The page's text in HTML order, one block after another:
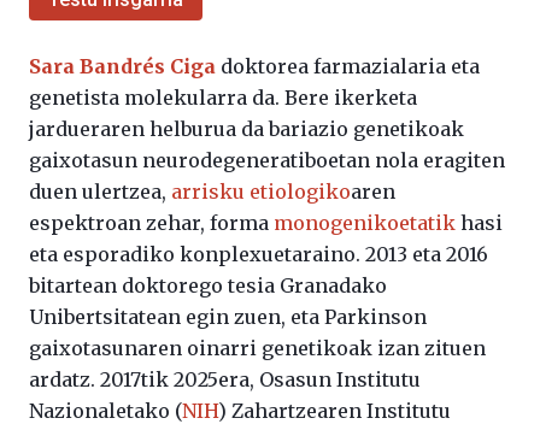
Sara Bandrés Ciga doktorea farmazialaria eta
genetista molekularra da. Bere ikerketa
jardueraren helburua da bariazio genetikoak
gaixotasun neurodegeneratiboetan nola eragiten
duen ulertzea, arrisku etiologikoaren
espektroan zehar, forma monogenikoetatik hasi
eta esporadiko konplexuetaraino. 2013 eta 2016
bitartean doktorego tesia Granadako
Unibertsitatean egin zuen, eta Parkinson
gaixotasunaren oinarri genetikoak izan zituen
ardatz. 2017tik 2025era, Osasun Institutu
Nazionaletako (NIH) Zahartzearen Institutu